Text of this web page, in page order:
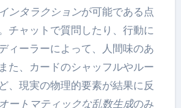
ンタラクションが可能である点
チャットで質問したり、行動に
ィーラーによって、人間味のあ
た、カードのシャッフルやルー
、現実の物理的要素が結果に反
オートマティックな乱数生成のみ